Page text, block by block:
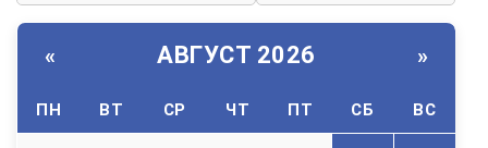
« АВГУСТ 2026 »
ПН ВТ СР ЧТ ПТ СБ ВС